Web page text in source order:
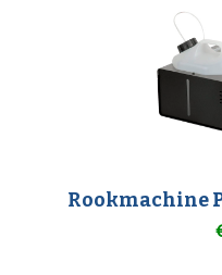
Rookmachine